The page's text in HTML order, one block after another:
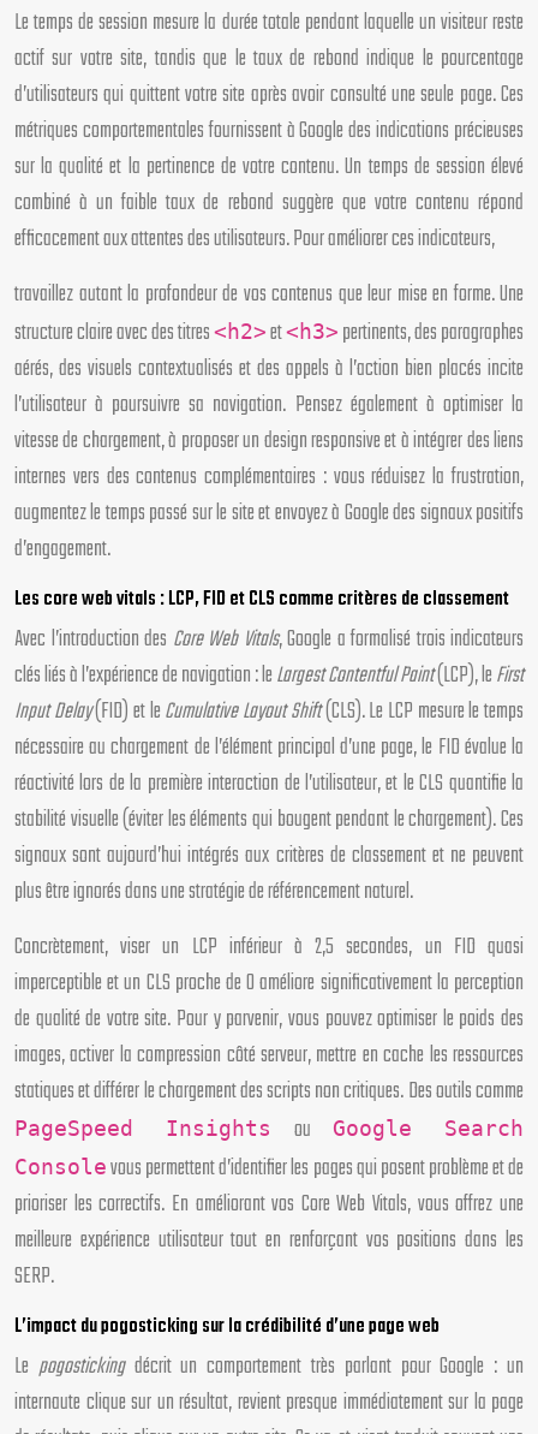
Le temps de session mesure la durée totale pendant laquelle un visiteur reste
actif sur votre site, tandis que le taux de rebond indique le pourcentage
d’utilisateurs qui quittent votre site après avoir consulté une seule page. Ces
métriques comportementales fournissent à Google des indications précieuses
sur la qualité et la pertinence de votre contenu. Un temps de session élevé
combiné à un faible taux de rebond suggère que votre contenu répond
efficacement aux attentes des utilisateurs. Pour améliorer ces indicateurs,
travaillez autant la profondeur de vos contenus que leur mise en forme. Une
structure claire avec des titres <h2> et<h3> pertinents, des paragraphes
aérés, des visuels contextualisés et des appels à l’action bien placés incite
l’utilisateur à poursuivre sa navigation. Pensez également à optimiser la
vitesse de chargement, à proposer un design responsive et à intégrer des liens
internes vers des contenus complémentaires : vous réduisez la frustration,
augmentez le temps passé sur le site et envoyez à Google des signaux positifs
d’engagement.
Les core web vitals : LCP, FID et CLS comme critères de classement
Avec l’introduction des Core Web Vitals, Google a formalisé trois indicateurs
clés liés à l’expérience de navigation : leLargest Contentful Paint(LCP), leFirst
Input Delay(FID) et leCumulative Layout Shift(CLS). Le LCP mesure le temps
nécessaire au chargement de l’élément principal d’une page, le FID évalue la
réactivité lors de la première interaction de l’utilisateur, et le CLS quantifie la
stabilité visuelle (éviter les éléments qui bougent pendant le chargement). Ces
signaux sont aujourd’hui intégrés aux critères de classement et ne peuvent
plus être ignorés dans une stratégie de référencement naturel.
Concrètement, viser un LCP inférieur à 2,5 secondes, un FID quasi
imperceptible et un CLS proche de 0 améliore significativement la perception
de qualité de votre site. Pour y parvenir, vous pouvez optimiser le poids des
images, activer la compression côté serveur, mettre en cache les ressources
statiques et différer le chargement des scripts non critiques. Des outils comme
PageSpeed Insights ou
Google Search
Console vous permettent d’identifier les pages qui posent problème et de
prioriser les correctifs. En améliorant vos Core Web Vitals, vous offrez une
meilleure expérience utilisateur tout en renforçant vos positions dans les
SERP.
L’impact du pogosticking sur la crédibilité d’une page web
Le pogostickingdécrit un comportement très parlant pour Google : un
internaute clique sur un résultat, revient presque immédiatement sur la page